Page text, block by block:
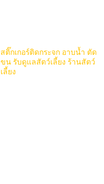
สติ๊กเกอร์ติดกระจก อาบน้ำ ตัด
ขน รับดูแลสัตว์เลี้ยง ร้านสัตว์
เลี้ยง